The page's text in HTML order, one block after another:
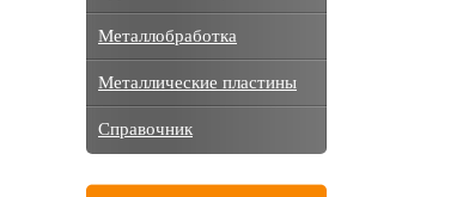
Металлобработка
Металлические пластины
Справочник